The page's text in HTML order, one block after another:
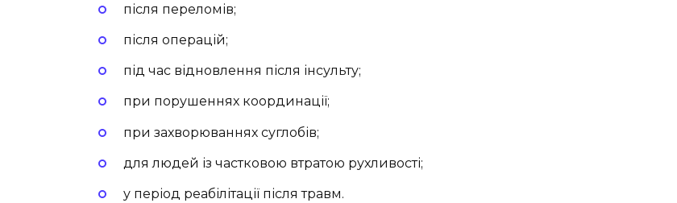
після переломів;
після операцій;
під час відновлення після інсульту;
при порушеннях координації;
при захворюваннях суглобів;
для людей із частковою втратою рухливості;
у період реабілітації після травм.